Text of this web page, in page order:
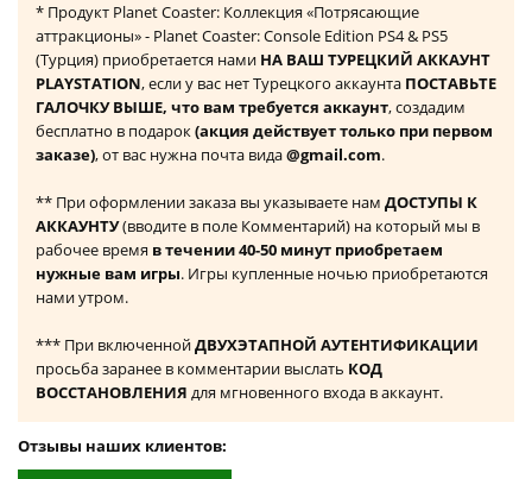
* Продукт Planet Coaster: Коллекция «Потрясающие
аттракционы» - Planet Coaster: Console Edition PS4 & PS5
(Турция) приобретается нами НА ВАШ ТУРЕЦКИЙ АККАУНТ
PLAYSTATION, если у вас нет Турецкого аккаунта ПОСТАВЬТЕ
ГАЛОЧКУ ВЫШЕ, что вам требуется аккаунт, создадим
бесплатно в подарок(акция действует только при первом
заказе), от вас нужна почта вида@gmail.com.
** При оформлении заказа вы указываете нам ДОСТУПЫ К
АККАУНТУ(вводите в поле Комментарий) на который мы в
рабочее время в течении 40-50 минут приобретаем
нужные вам игры. Игры купленные ночью приобретаются
нами утром.
*** При включеннойДВУХЭТАПНОЙ АУТЕНТИФИКАЦИИ
просьба заранее в комментарии выслать КОД
ВОССТАНОВЛЕНИЯ для мгновенного входа в аккаунт.
Отзывы наших клиентов: